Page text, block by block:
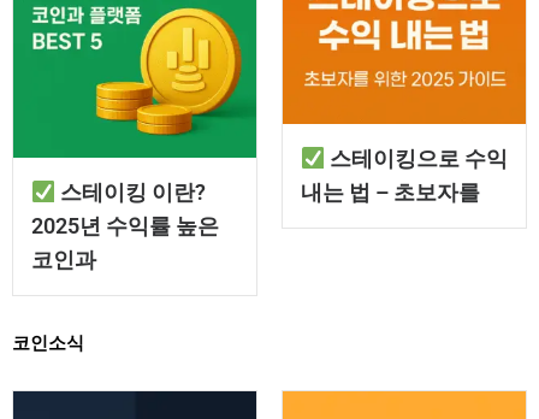
스테이킹으로 수익
내는 법 – 초보자를
스테이킹 이란?
2025년 수익률 높은
코인과
코인소식